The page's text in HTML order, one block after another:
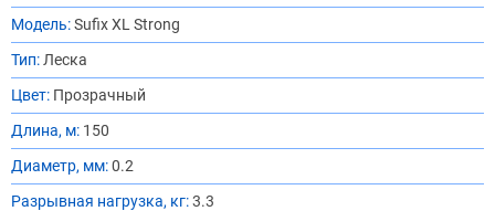
Модель:Sufix XL Strong
Тип: Леска
Цвет: Прозрачный
Длина, м: 150
Диаметр, мм:0.2
Разрывная нагрузка, кг:3.3